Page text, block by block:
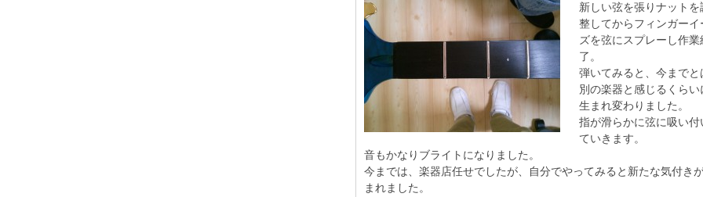
新しい弦を張りナットを
整してからフィンガーイ
ズを弦にスプレーし作業
了。
弾いてみると、今までと
別の楽器と感じるくらい
生まれ変わりました。
指が滑らかに弦に吸い付
ていきます。
音もかなりブライトになりました。
今までは、楽器店任せでしたが、自分でやってみると新たな気付き
まれました。